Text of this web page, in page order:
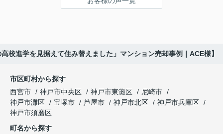
住み替え後は掃除の時間も短くなり、夫婦で外出や
趣味を楽しむ時間が増えました。
これからの暮らしを前向きに考えられるようにな
り、住み替えを決断して本当に良かったと思ってい
「立地も良く、長期保有したい物件です。」
と話され、このビルを大切に運営してくださること
になりました。
年月が経ち、子どもが高校進学を意識する年齢にな
インフィニティエステートさんへ相談すると、
「レ・ジェイド西宮北口」の査定だけでなく、新居
購入とのタイミングや資金計画についても丁寧に説
明してくださいました。
校進学を見据えて住み替えました」マンション売却事例｜ACE様】
市区町村から探す
西宮市
神戸市中央区 神戸市東灘区
尼崎市
神戸市灘区
宝塚市 芦屋市 神戸市北区
神戸市兵庫区
神戸市須磨区
町名から探す